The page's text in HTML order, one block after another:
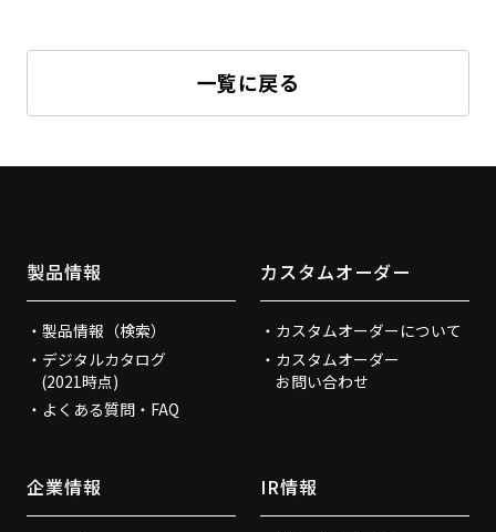
一覧に戻る
製品情報
製品情報（検索）
デジタルカタログ
(2021時点)
よくある質問・FAQ
カスタムオーダー
カスタムオーダーについて
カスタムオーダー
お問い合わせ
企業情報 IR情報